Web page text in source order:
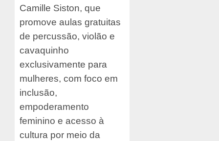
Camille Siston, que
promove aulas gratuitas
de percussão, violão e
cavaquinho
exclusivamente para
mulheres, com foco em
inclusão,
empoderamento
feminino e acesso à
cultura por meio da